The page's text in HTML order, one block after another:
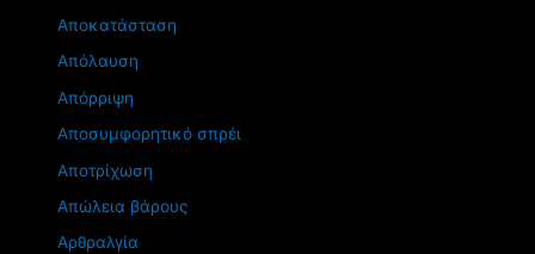
Αποκατάσταση
Απόλαυση
Απόρριψη
Αποσυμφορητικό σπρέι
Αποτρίχωση
Απώλεια βάρους
Αρθραλγία